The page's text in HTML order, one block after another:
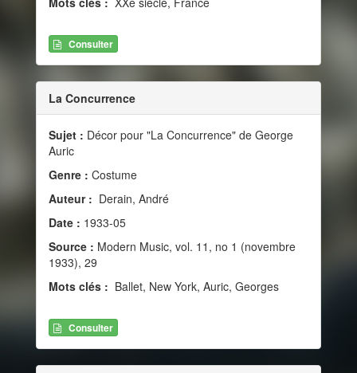
Consulter
La Concurrence
Sujet : Décor pour "La Concurrence" de George
Auric
Genre : Costume
Auteur : Derain, André
Date : 1933-05
Source : Modern Music, vol. 11, no 1 (novembre
1933), 29
Mots clés : Ballet, New York, Auric, Georges
Consulter